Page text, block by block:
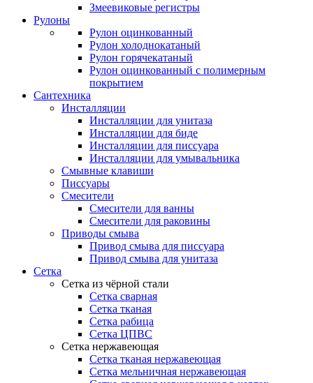
Змеевиковые регистры
Рулоны
Рулон оцинкованный
Рулон холоднокатаный
Рулон горячекатаный
Рулон оцинкованный с полимерным
покрытием
Сантехника
Инсталляции
Инсталляции для унитаза
Инсталляции для биде
Инсталляции для писсуара
Инсталляции для умывальника
Смывные клавиши
Писсуары
Смесители
Смесители для ванны
Смесители для раковины
Приводы смыва
Привод смыва для писсуара
Привод смыва для унитаза
Сетка
Сетка из чёрной стали
Сетка сварная
Сетка тканая
Сетка рабица
Сетка ЦПВС
Сетка нержавеющая
Сетка тканая нержавеющая
Сетка мельничная нержавеющая